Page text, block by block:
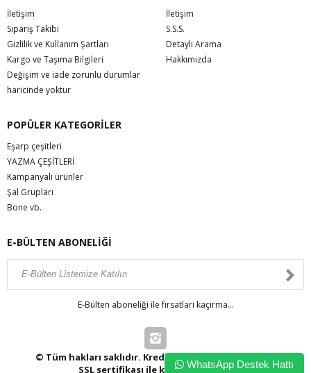
İletişim
Sipariş Takibi
Gizlilik ve Kullanım Şartları
Kargo ve Taşıma Bilgileri
Değişim ve iade zorunlu durumlar
haricinde yoktur
İletişim
S.S.S.
Detaylı Arama
Hakkımızda
POPÜLER KATEGORİLER
Eşarp çeşitleri
YAZMA ÇEŞİTLERİ
Kampanyalı ürünler
Şal Grupları
Bone vb.
E-BÜLTEN ABONELİĞİ
E-Bülten aboneliği ile fırsatları kaçırma...
© Tüm hakları saklıdır. Kredi kartı bilgileriniz 256bit
SSL sertifikası ile korunmaktadır.WhatsApp Destek Hattı